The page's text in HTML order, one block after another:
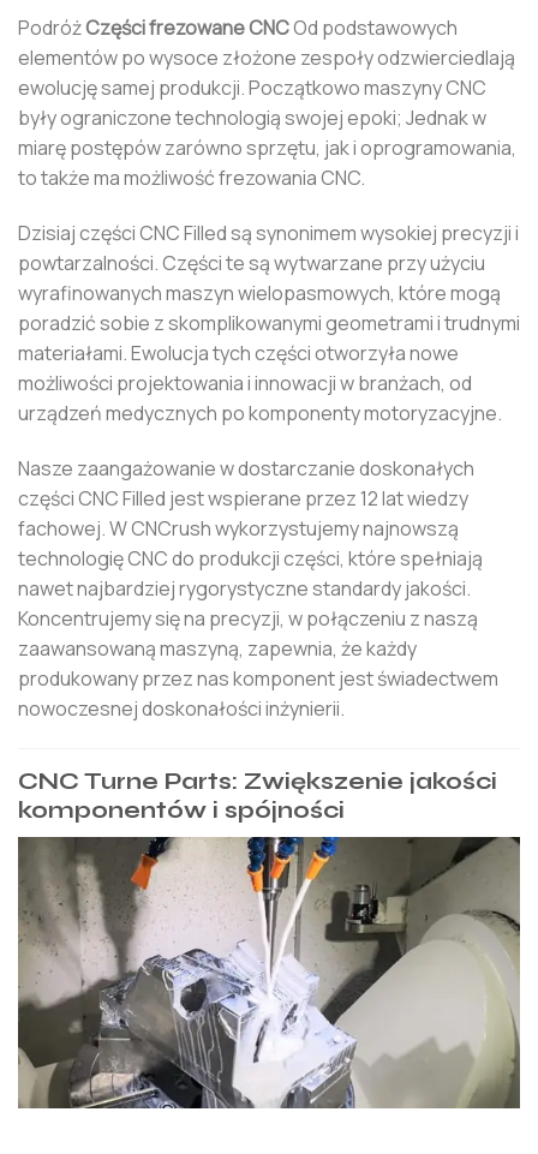
PodróżCzęści frezowane CNCOd podstawowych
elementów po wysoce złożone zespoły odzwierciedlają
ewolucję samej produkcji. Początkowo maszyny CNC
były ograniczone technologią swojej epoki; Jednak w
miarę postępów zarówno sprzętu, jak i oprogramowania,
to także ma możliwość frezowania CNC.
Dzisiaj części CNC Filled są synonimem wysokiej precyzji i
powtarzalności. Części te są wytwarzane przy użyciu
wyrafinowanych maszyn wielopasmowych, które mogą
poradzić sobie z skomplikowanymi geometrami i trudnymi
materiałami. Ewolucja tych części otworzyła nowe
możliwości projektowania i innowacji w branżach, od
urządzeń medycznych po komponenty motoryzacyjne.
Nasze zaangażowanie w dostarczanie doskonałych
części CNC Filled jest wspierane przez 12 lat wiedzy
fachowej. W CNCrush wykorzystujemy najnowszą
technologię CNC do produkcji części, które spełniają
nawet najbardziej rygorystyczne standardy jakości.
Koncentrujemy się na precyzji, w połączeniu z naszą
zaawansowaną maszyną, zapewnia, że ​​każdy
produkowany przez nas komponent jest świadectwem
nowoczesnej doskonałości inżynierii.
CNC Turne Parts: Zwiększenie jakości
komponentów i spójności